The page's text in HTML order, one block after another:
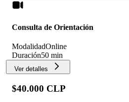
Consulta de Orientación
ModalidadOnline
Duración50 min
Ver detalles
$40.000 CLP